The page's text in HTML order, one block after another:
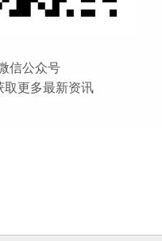
信公众号
更多最新资讯